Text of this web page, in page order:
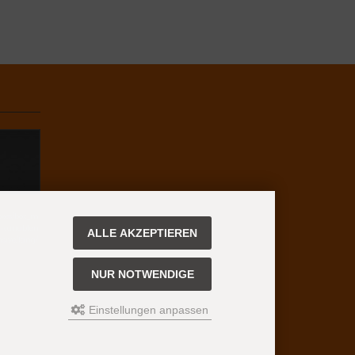
ALLE AKZEPTIEREN
NUR NOTWENDIGE
Einstellungen anpassen